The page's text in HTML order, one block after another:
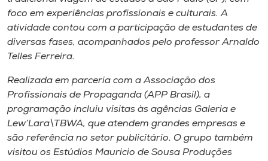
Museu
Unoesc
Store
Selecione
o idioma
foco em experiências profissionais e culturais. A
atividade contou com a participação de estudantes de
diversas fases, acompanhados pelo professor Arnaldo
Telles Ferreira.
Realizada em parceria com a Associação dos
Profissionais de Propaganda (APP Brasil), a
programação incluiu visitas às agências Galeria e
Lew’Lara\TBWA, que atendem grandes empresas e
são referência no setor publicitário. O grupo também
visitou os Estúdios Mauricio de Sousa Produções